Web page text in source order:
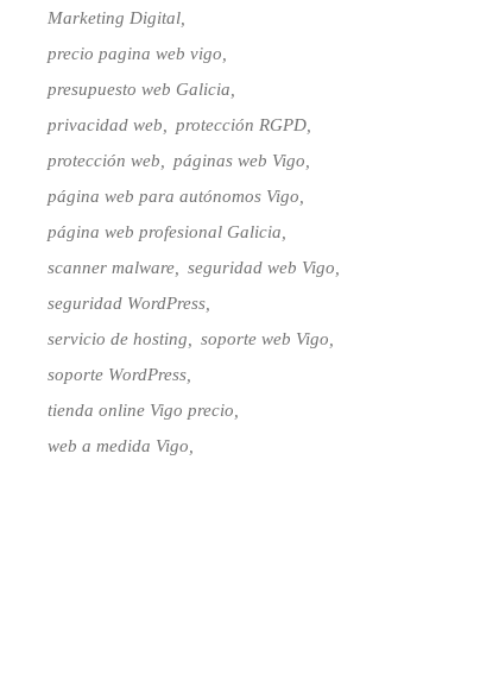
Marketing Digital
precio pagina web vigo
presupuesto web Galicia
privacidad web
protección RGPD
protección web
páginas web Vigo
página web para autónomos Vigo
página web profesional Galicia
scanner malware
seguridad web Vigo
seguridad WordPress
servicio de hosting
soporte web Vigo
soporte WordPress
tienda online Vigo precio
web a medida Vigo